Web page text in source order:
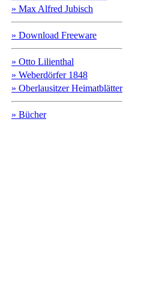
» Max Alfred Jubisch
» Download Freeware
» Otto Lilienthal
» Weberdörfer 1848
» Oberlausitzer Heimatblätter
» Bücher